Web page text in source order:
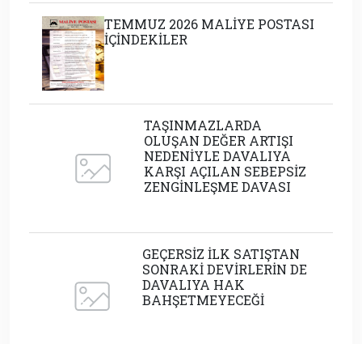
TEMMUZ 2026 MALİYE POSTASI
İÇİNDEKİLER
TAŞINMAZLARDA
OLUŞAN DEĞER ARTIŞI
NEDENİYLE DAVALIYA
KARŞI AÇILAN SEBEPSİZ
ZENGİNLEŞME DAVASI
GEÇERSİZ İLK SATIŞTAN
SONRAKİ DEVİRLERİN DE
DAVALIYA HAK
BAHŞETMEYECEĞİ